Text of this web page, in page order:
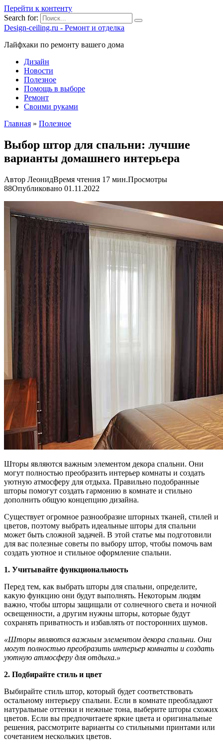
Перейти к контенту
Search for:
Design-ceiling.ru - Ремонт и отделка
Лайфхаки по ремонту вашего дома
Дизайн
Новости
Полезное
Помощь в выборе
Ремонт
Своими руками
Главная » Полезное
Выбор штор для спальни: лучшие
варианты домашнего интерьера
Автор ЛеонидВремя чтения 17 мин.Просмотры
88Опубликовано 01.11.2022
Шторы являются важным элементом декора спальни. Они
могут полностью преобразить интерьер комнаты и создать
уютную атмосферу для отдыха. Правильно подобранные
шторы помогут создать гармонию в комнате и стильно
дополнить общую концепцию дизайна.
Существует огромное разнообразие шторных тканей, стилей и
цветов, поэтому выбрать идеальные шторы для спальни
может быть сложной задачей. В этой статье мы подготовили
для вас полезные советы по выбору штор, чтобы помочь вам
создать уютное и стильное оформление спальни.
1. Учитывайте функциональность
Перед тем, как выбрать шторы для спальни, определите,
какую функцию они будут выполнять. Некоторым людям
важно, чтобы шторы защищали от солнечного света и ночной
освещенности, а другим нужны шторы, которые будут
сохранять приватность и избавлять от посторонних шумов.
«Шторы являются важным элементом декора спальни. Они
могут полностью преобразить интерьер комнаты и создать
уютную атмосферу для отдыха.»
2. Подбирайте стиль и цвет
Выбирайте стиль штор, который будет соответствовать
остальному интерьеру спальни. Если в комнате преобладают
натуральные оттенки и нежные тона, выберите шторы схожих
цветов. Если вы предпочитаете яркие цвета и оригинальные
решения, рассмотрите варианты со стильными принтами или
сочетанием нескольких цветов.